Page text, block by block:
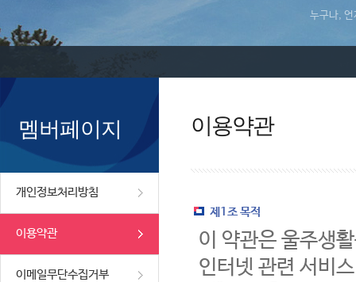
누구나, 언
멤버페이지
개인정보처리방침
이용약관
이메일무단수집거부
이용약관
제1조 목적
이 약관은 울주생
인터넷 관련 서비